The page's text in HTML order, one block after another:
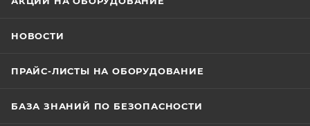
НОВОСТИ
ПРАЙС-ЛИСТЫ НА ОБОРУДОВАНИЕ
БАЗА ЗНАНИЙ ПО БЕЗОПАСНОСТИ